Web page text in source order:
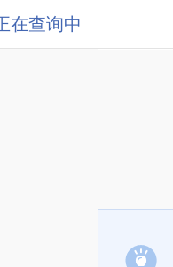
在查询中